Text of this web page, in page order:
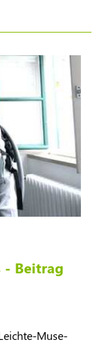
- Beitrag
Muse-